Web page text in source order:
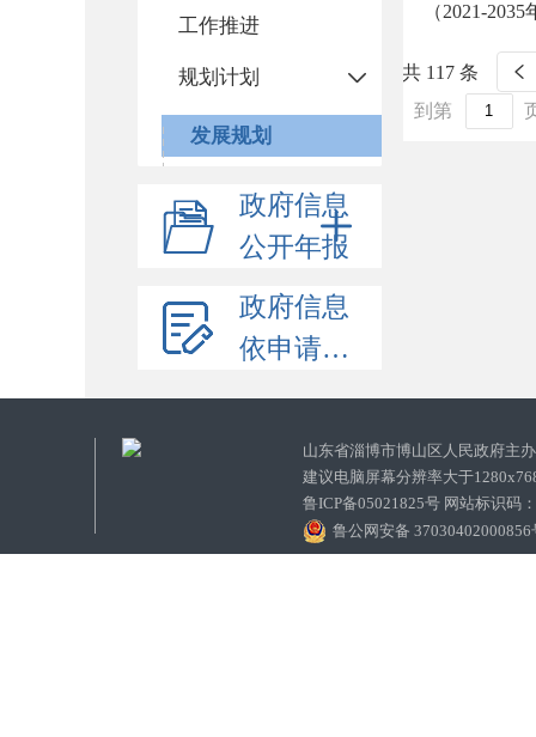
工作推进
规划计划
发展规划
政府信息
公开年报
政府信息
依申请公开
（2021-
共 117 条
到第
山东省淄博市博山区人民政府
建议电脑屏幕分辨率大于
鲁ICP备05021825号 网站标识码
鲁公网安备 37030402000856